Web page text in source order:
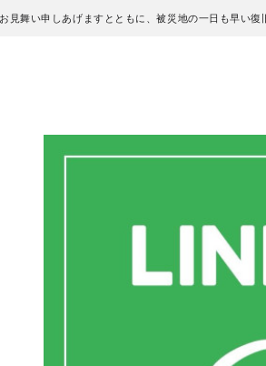
舞い申しあげますとともに、被災地の一日も早い復